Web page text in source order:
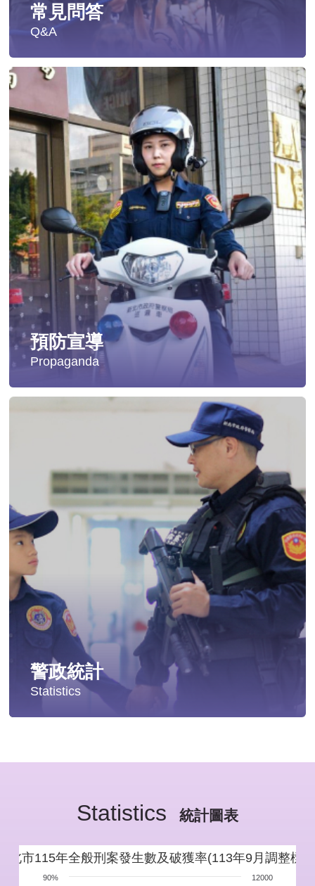
常見問答
Q&A
遭受性侵害時，可向哪些單位求助？
發生性侵害案件後，我可以請社工陪同嗎?
發生性侵害案件後，我需要去驗傷嗎?
遇到性騷擾案件之處理？
當你遭受到家庭暴力時該如何處理？
如何執行家庭暴力加害人訪查、訪查對象及期間為何?
預防宣導
Propaganda
影音專區
交通安全
警政統計
Statistics
新北市重要警政統計指標
警政性別統計
警政統計通報
Statistics 統計圖表
北市115年全般刑案發生數及破獲率(113年9月調整標
90% 12000